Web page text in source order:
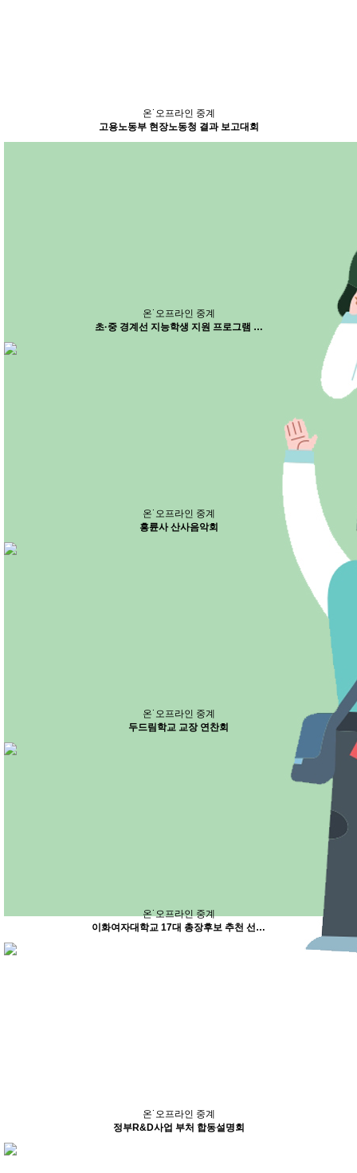
온˙오프라인 중계
고용노동부 현장노동청 결과 보고대회
온˙오프라인 중계
초·중 경계선 지능학생 지원 프로그램 …
온˙오프라인 중계
흥륜사 산사음악회
온˙오프라인 중계
두드림학교 교장 연찬회
온˙오프라인 중계
이화여자대학교 17대 총장후보 추천 선…
온˙오프라인 중계
정부R&D사업 부처 합동설명회